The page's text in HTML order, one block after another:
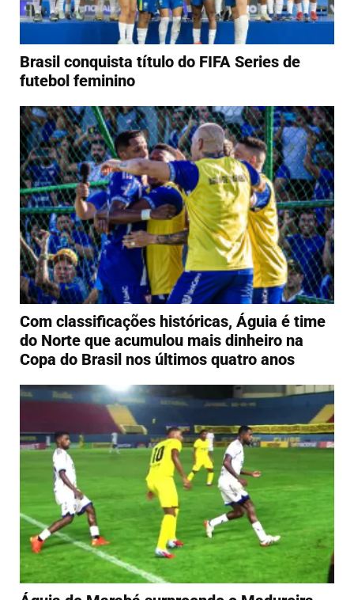
Brasil conquista título do FIFA Series de
futebol feminino
Com classificações históricas, Águia é time
do Norte que acumulou mais dinheiro na
Copa do Brasil nos últimos quatro anos